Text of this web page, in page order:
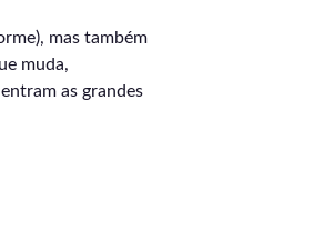
mas também
muda,
as grandes